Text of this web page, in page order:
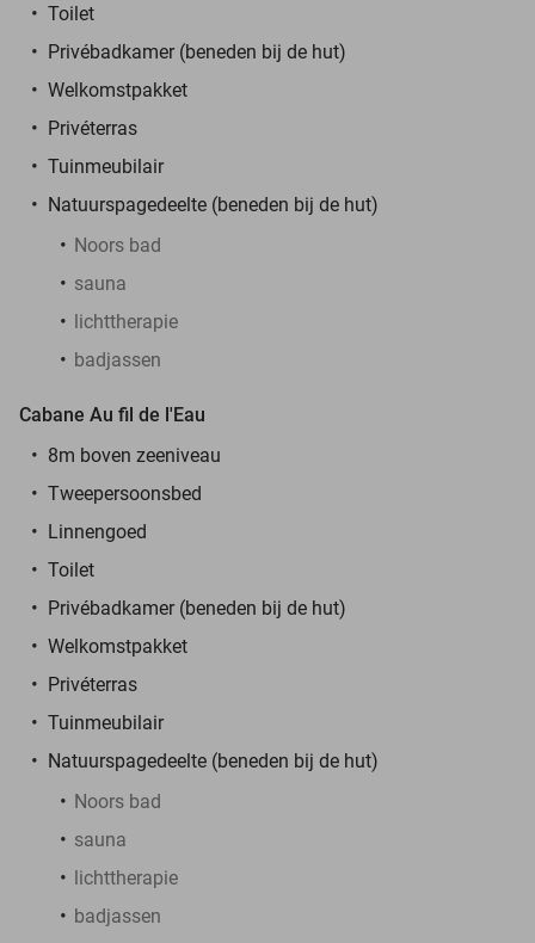
Toilet
Privébadkamer (beneden bij de hut)
Welkomstpakket
Privéterras
Tuinmeubilair
Natuurspagedeelte (beneden bij de hut)
Noors bad
sauna
lichttherapie
badjassen
Cabane Au fil de l'Eau
8m boven zeeniveau
Tweepersoonsbed
Linnengoed
Toilet
Privébadkamer (beneden bij de hut)
Welkomstpakket
Privéterras
Tuinmeubilair
Natuurspagedeelte (beneden bij de hut)
Noors bad
sauna
lichttherapie
badjassen